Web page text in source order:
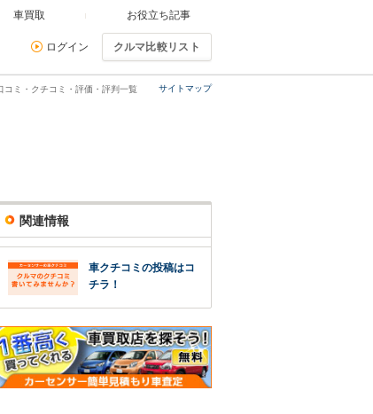
車買取 お役立ち記事
ログイン クルマ比較リスト
サイトマップ
ミ・クチコミ・評価・評判一覧
関連情報
車クチコミの投稿はコ
チラ！